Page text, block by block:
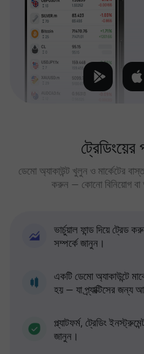
ডেমো অ্যাকাউন্ট খুলুন ও মার্কেটের
করুন — কোনো বিনিয়োগ বা
ভার্চুয়াল ফান্ড দিয়ে ট্রেড
সম্পর্কে জানুন।
একটি ডেমো অ্যাকাউন্টে
হয় — যা প্র্যাক্টিসের জন্য
প্ল্যাটফর্ম, ট্রেডিং
জানুন।